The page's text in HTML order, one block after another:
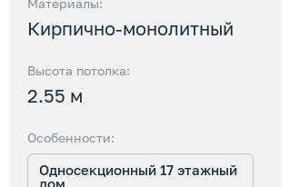
Материалы:
Кирпично-монолитный
Высота потолка:
2.55 м
Особенности:
Односекционный 17 этажный
дом